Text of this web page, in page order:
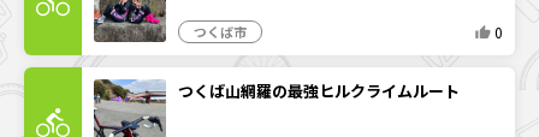
つくば市 0
つくば山網羅の最強ヒルクライムルート